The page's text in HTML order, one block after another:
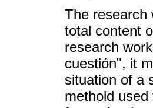
The research
total content
research
cuestión", it
situation of a
methold